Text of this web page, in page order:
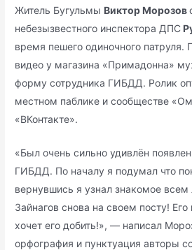
Житель Бугульмы Виктор Морозов
небезызвестного инспектора ДПС
время пешего одиночного патруля.
видео у магазина «Примадонна»
форму сотрудника ГИБДД. Ролик
местном паблике и сообществе
«ВКонтакте».
«Был очень сильно удивлён
ГИБДД. По началу я подумал что
вернувшись я узнал знакомое всем
Зайнагов снова на своем посту! Его
хочет его добить!», — написал
орфография и пунктуация авторы